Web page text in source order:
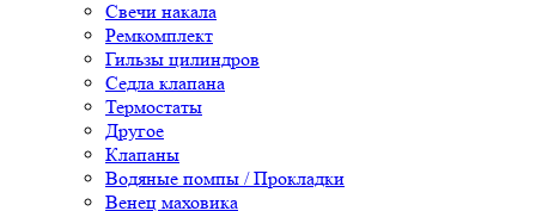
Свечи накала
Ремкомплект
Гильзы цилиндров
Седла клапана
Термостаты
Другое
Клапаны
Водяные помпы / Прокладки
Венец маховика